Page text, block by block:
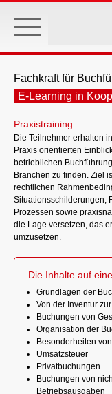
main
Fachkraft für
E-Learning in
Praxistraining:
Die Teilnehmer erhalten
Praxis orientierten
betrieblichen
Branchen zu finden. Ziel
rechtlichen
Situationsschilderungen,
Prozessen sowie
die Lage versetzen, das
umzusetzen.
Die Inhalte auf
Grundlagen der
Von der Inventur
Buchungen von
Organisation der
Besonderheiten
Umsatzsteuer
Privatbuchungen
Buchungen von
Betriebsausgaben